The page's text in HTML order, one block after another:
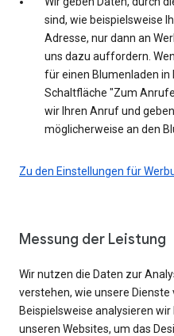
sind, wie beispielsweise
Adresse, nur dann an
uns dazu auffordern.
für einen Blumenladen in
Schaltfläche "Zum
wir Ihren Anruf und
möglicherweise an den
Zu den Einstellungen für
Messung der Leistung
Wir nutzen die Daten zur
verstehen, wie unsere Dienste
Beispielsweise analysieren
unseren Websites, um das